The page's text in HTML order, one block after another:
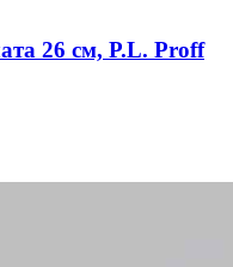
26 см, P.L. Proff